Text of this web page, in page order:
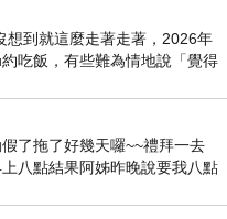
保障又有七天鑑
也不用擔心買
最好啦~~你一定要來
美淨層脂質活膚露
想到就這麼走著走著，2026年
吃飯，有些難為情地說「覺得
了拖了好幾天囉~~禮拜一去
八點結果阿姊昨晚說要我八點
桐都8點半多了